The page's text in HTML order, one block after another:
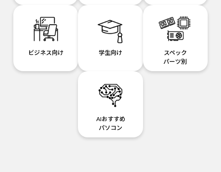
ビジネス向け 学生向け
スペック
パーツ別
AIおすすめ
パソコン